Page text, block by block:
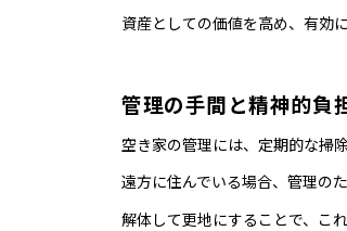
資産としての価値を高め、有効
管理の手間と精神的負
空き家の管理には、定期的な掃
遠方に住んでいる場合、管理の
解体して更地にすることで、こ